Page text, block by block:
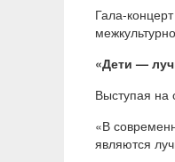
Гала-
«Дети —
Выступая на
«В
являются